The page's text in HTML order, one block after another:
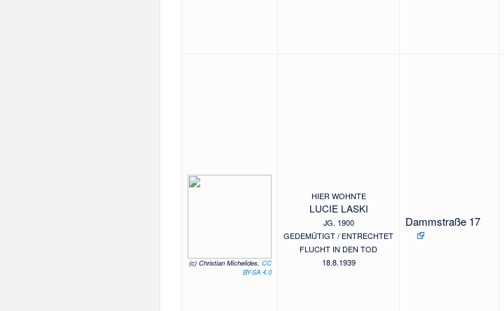
(c) Christian Michelides, CC
BY-SA 4.0
HIER WOHNTE
LUCIE LASKI
JG. 1900
GEDEMÜTIGT / ENTRECHTET
FLUCHT IN DEN TOD
18.8.1939
Dammstraße 17